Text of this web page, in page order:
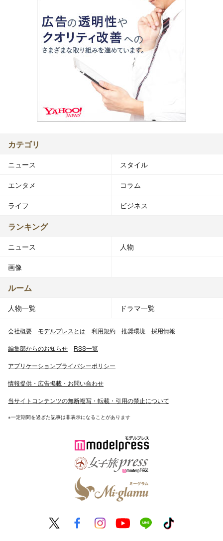
カテゴリ
ニュース スタイル
エンタメ コラム
ライフ ビジネス
ランキング
ニュース 人物
画像
ルーム
人物一覧 ドラマ一覧
会社概要 モデルプレスとは 利用規約 推奨環境 採用情報
編集部からのお知らせ RSS一覧
アプリケーションプライバシーポリシー
情報提供・広告掲載・お問い合わせ
当サイトコンテンツの無断複写・転載・引用の禁止について
※一定期間を過ぎた記事は非表示になることがあります